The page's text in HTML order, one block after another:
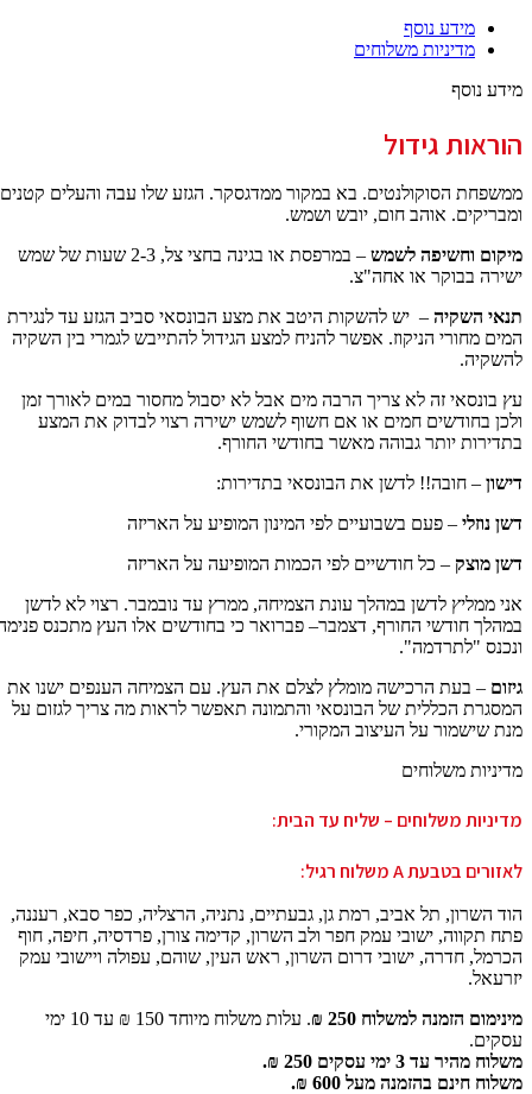
מידע נוסף
מדיניות משלוחים
מידע נוסף
הוראות גידול
ממשפחת הסוקולנטים. בא במקור ממדגסקר. הגזע שלו עבה והעלים קטנים
ומבריקים. אוהב חום, יובש ושמש.
מיקום וחשיפה לשמש
– במרפסת או בגינה בחצי צל, 2-3 שעות של שמש
ישירה בבוקר או אחה"צ.
תנאי השקיה – יש להשקות היטב את מצע הבונסאי סביב הגזע עד לנגירת
המים מחורי הניקוז. אפשר להניח למצע הגידול להתייבש לגמרי בין השקיה
להשקיה.
עץ בונסאי זה לא צריך הרבה מים אבל לא יסבול מחסור במים לאורך זמן
ולכן בחודשים חמים או אם חשוף לשמש ישירה רצוי לבדוק את המצע
בתדירות יותר גבוהה מאשר בחודשי החורף.
דישון – חובה!! לדשן את הבונסאי בתדירות:
דשן נוזלי – פעם בשבועיים לפי המינון המופיע על האריזה
דשן מוצק – כל חודשיים לפי הכמות המופיעה על האריזה
אני ממליץ לדשן במהלך עונת הצמיחה, ממרץ עד נובמבר. רצוי לא לדשן
במהלך חודשי החורף, דצמבר– פברואר כי בחודשים אלו העץ מתכנס
ונכנס "לתרדמה".
גיזום – בעת הרכישה מומלץ לצלם את העץ. עם הצמיחה הענפים ישנו את
המסגרת הכללית של הבונסאי והתמונה תאפשר לראות מה צריך לגזום על
מנת שישמור על העיצוב המקורי.
מדיניות משלוחים
מדיניות משלוחים – שליח עד הבית:
לאזורים בטבעת A משלוח רגיל:
הוד השרון, תל אביב, רמת גן, גבעתיים, נתניה, הרצליה, כפר סבא, רעננה,
פתח תקווה, ישובי עמק חפר ולב השרון, קדימה צורן, פרדסיה, חיפה, חוף
הכרמל, חדרה, ישובי דרום השרון, ראש העין, שוהם, עפולה ויישובי עמק
יזרעאל.
מינימום הזמנה למשלוח 250 ₪
. עלות משלוח מיוחד 150 ₪ עד 10 ימי
עסקים.
משלוח מהיר עד 3 ימי עסקים 250 ₪.
משלוח חינם בהזמנה מעל 600 ₪.